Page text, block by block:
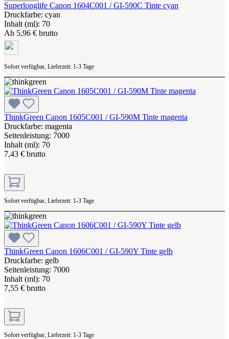
Superlonglife Canon 1604C001 / GI-590C Tinte cyan
Druckfarbe: cyan
Inhalt (ml): 70
Ab 5,96 € brutto
Sofort verfügbar, Lieferzeit: 1-3 Tage
ThinkGreen Canon 1605C001 / GI-590M Tinte magenta
Druckfarbe: magenta
Seitenleistung: 7000
Inhalt (ml): 70
7,43 € brutto
Sofort verfügbar, Lieferzeit: 1-3 Tage
ThinkGreen Canon 1606C001 / GI-590Y Tinte gelb
Druckfarbe: gelb
Seitenleistung: 7000
Inhalt (ml): 70
7,55 € brutto
Sofort verfügbar, Lieferzeit: 1-3 Tage